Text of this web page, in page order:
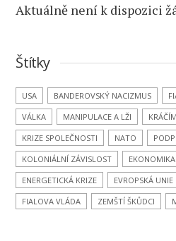
Aktuálně není k dispozici
Štítky
USA BANDEROVSKÝ NACIZMUS
VÁLKA
MANIPULACE A LŽI
KRIZE SPOLEČNOSTI
NATO
KOLONIÁLNÍ ZÁVISLOST
EKONOMIKA
ENERGETICKÁ KRIZE
EVROPSKÁ UNIE
FIALOVA VLÁDA
ZEMŠTÍ ŠKŮDCI